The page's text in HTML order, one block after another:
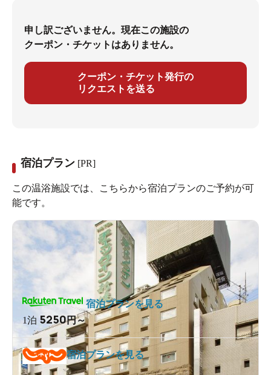
申し訳ございません。現在この施設の
クーポン・チケットはありません。
クーポン・チケット発行の
リクエストを送る
宿泊プラン [PR]
この温浴施設では、こちらから宿泊プランのご予約が可
能です。
1泊 5250円～
宿泊プランを見る
宿泊プランを見る